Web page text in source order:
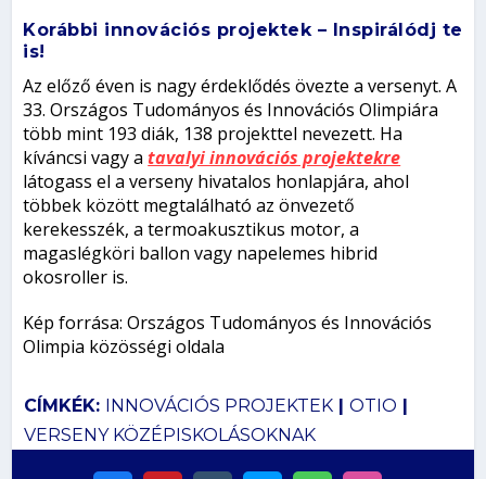
Korábbi innovációs projektek – Inspirálódj te
is!
Az előző éven is nagy érdeklődés övezte a versenyt. A
33. Országos Tudományos és Innovációs Olimpiára
több mint 193 diák, 138 projekttel nevezett. Ha
kíváncsi vagy atavalyi innovációs projektekre
látogass el a verseny hivatalos honlapjára, ahol
többek között megtalálható az önvezető
kerekesszék, a termoakusztikus motor, a
magaslégköri ballon vagy napelemes hibrid
okosroller is.
Kép forrása: Országos Tudományos és Innovációs
Olimpia közösségi oldala
CÍMKÉK: INNOVÁCIÓS PROJEKTEK| OTIO |
VERSENY KÖZÉPISKOLÁSOKNAK